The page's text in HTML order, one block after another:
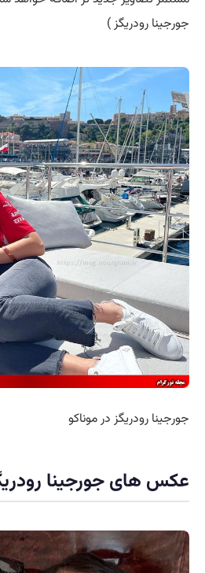
جورجینا رودریگز )
جورجینا رودریگز در موناکو
عکس های جورجینا